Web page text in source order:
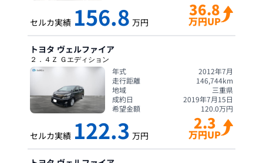
セルカ実績 156.8 万円
36.8
万円UP
トヨタ ヴェルファイア
２．４Ｚ Ｇエディション
年式
2012年7月
走行距離
146,744km
地域
三重県
成約日
2019年7月15日
希望金額
120.0万円
セルカ実績 122.3 万円
2.3
万円UP